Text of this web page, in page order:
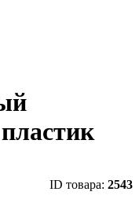
ID товара: 2543